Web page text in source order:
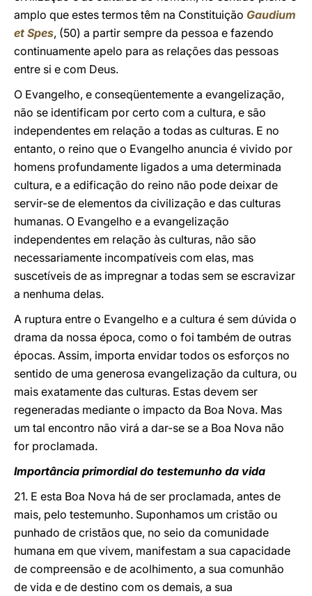
amplo que estes termos têm na Constituição Gaudium
et Spes, (50) a partir sempre da pessoa e fazendo
continuamente apelo para as relações das pessoas
entre si e com Deus.
O Evangelho, e conseqüentemente a evangelização,
não se identificam por certo com a cultura, e são
independentes em relação a todas as culturas. E no
entanto, o reino que o Evangelho anuncia é vivido por
homens profundamente ligados a uma determinada
cultura, e a edificação do reino não pode deixar de
servir-se de elementos da civilização e das culturas
humanas. O Evangelho e a evangelização
independentes em relação às culturas, não são
necessariamente incompatíveis com elas, mas
suscetíveis de as impregnar a todas sem se escravizar
a nenhuma delas.
A ruptura entre o Evangelho e a cultura é sem dúvida o
drama da nossa época, como o foi também de outras
épocas. Assim, importa envidar todos os esforços no
sentido de uma generosa evangelização da cultura, ou
mais exatamente das culturas. Estas devem ser
regeneradas mediante o impacto da Boa Nova. Mas
um tal encontro não virá a dar-se se a Boa Nova não
for proclamada.
Importância primordial do testemunho da vida
21. E esta Boa Nova há de ser proclamada, antes de
mais, pelo testemunho. Suponhamos um cristão ou
punhado de cristãos que, no seio da comunidade
humana em que vivem, manifestam a sua capacidade
de compreensão e de acolhimento, a sua comunhão
de vida e de destino com os demais, a sua